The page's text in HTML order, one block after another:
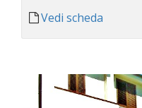
Vedi scheda